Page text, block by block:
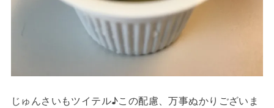
じゅんさいもツイテル♪この配慮、万事ぬかりございま